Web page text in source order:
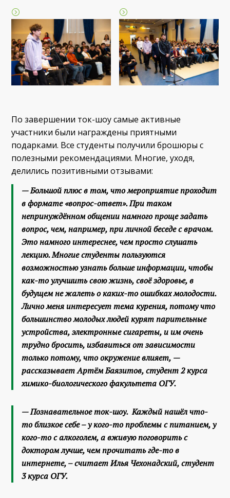
По завершении ток-шоу самые активные
участники были награждены приятными
подарками. Все студенты получили брошюры с
полезными рекомендациями. Многие, уходя,
делились позитивными отзывами:
—Большой плюс в том, что мероприятие проходит
в формате «вопрос-ответ». При таком
непринуждённом общении намного проще задать
вопрос, чем, например, при личной беседе с врачом.
Это намного интереснее, чем просто слушать
лекцию. Многие студенты пользуются
возможностью узнать больше информации, чтобы
как-то улучшить свою жизнь, своё здоровье, в
будущем не жалеть о каких-то ошибках молодости.
Лично меня интересует тема курения, потому что
большинство молодых людей курят парительные
устройства, электронные сигареты, и им очень
трудно бросить, избавиться от зависимости
только потому, что окружение влияет, —
рассказывает Артём Баязитов, студент 2 курса
химико-биологического факультета ОГУ.
— Познавательное ток-шоу. Каждый нашёл что-
то близкое себе – у кого-то проблемы с питанием, у
кого-то с алкоголем, а вживую поговорить с
доктором лучше, чем прочитать где-то в
интернете, – считает Илья Чехонадский, студент
3 курса ОГУ.